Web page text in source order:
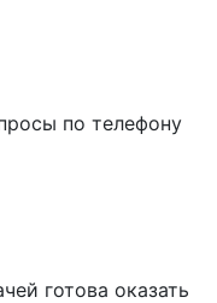
по телефону
готова оказать